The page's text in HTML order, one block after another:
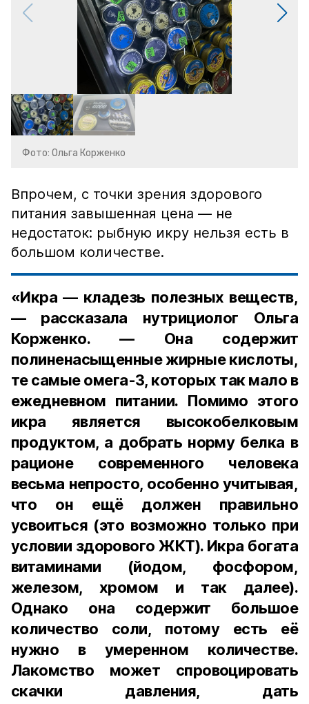
Фото: Ольга Корженко
Впрочем, с точки зрения здорового
питания завышенная цена — не
недостаток: рыбную икру нельзя есть в
большом количестве.
«Икра — кладезь полезных веществ,
— рассказала нутрициолог Ольга
Корженко. — Она содержит
полиненасыщенные жирные кислоты,
те самые омега-3, которых так мало в
ежедневном питании. Помимо этого
икра является высокобелковым
продуктом, а добрать норму белка в
рационе современного человека
весьма непросто, особенно учитывая,
что он ещё должен правильно
усвоиться (это возможно только при
условии здорового ЖКТ). Икра богата
витаминами (йодом, фосфором,
железом, хромом и так далее).
Однако она содержит большое
количество соли, потому есть её
нужно в умеренном количестве.
Лакомство может спровоцировать
скачки давления, дать